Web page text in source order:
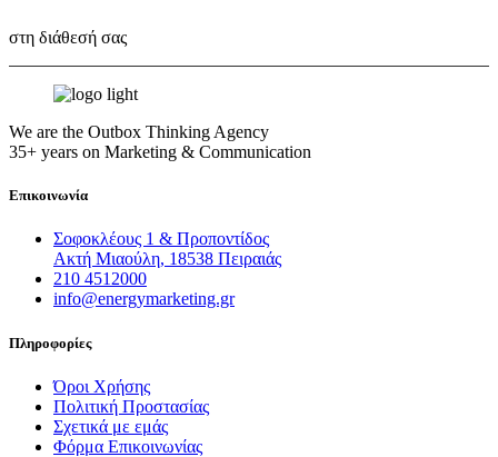
στη διάθεσή σας
We are the Outbox Thinking Agency
35+ years on Marketing & Communication
Επικοινωνία
Σοφοκλέους 1 & Προποντίδος
Ακτή Μιαούλη, 18538 Πειραιάς
210 4512000
info@energymarketing.gr
Πληροφορίες
Όροι Χρήσης
Πολιτική Προστασίας
Σχετικά με εμάς
Φόρμα Επικοινωνίας